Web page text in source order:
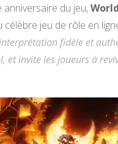
anniversaire du jeu,
jeu de rôle en
fidèle et
et invite les joueurs à